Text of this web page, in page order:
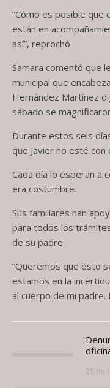
“Cómo es posible que
están en
así”, reprochó.
Samara comentó que
municipal que
Hernández Martínez
sábado se
Durante estos seis
que Javier no esté con
Cada día lo esperan a
era costumbre.
Sus familiares han
para todos los
de su padre.
“Queremos que esto
estamos en la
al cuerpo de mi padre.
28 de